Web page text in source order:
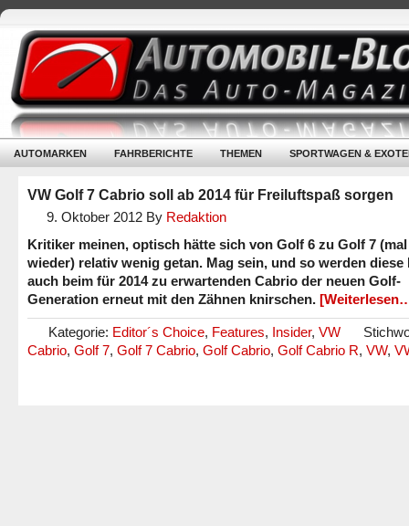
AUTOMARKEN FAHRBERICHTE THEMEN SPORTWAGEN &
VW Golf 7 Cabrio soll ab 2014 für Freiluftspaß sorgen
9. Oktober 2012 By Redaktion
Kritiker meinen, optisch hätte sich von Golf 6 zu Golf 7 (mal
wieder) relativ wenig getan. Mag sein, und so werden
auch beim für 2014 zu erwartenden Cabrio der neuen Golf-
Generation erneut mit den Zähnen knirschen.
Kategorie: Editor´s Choice, Features, Insider, VW
Cabrio, Golf 7, Golf 7 Cabrio, Golf Cabrio, Golf Cabrio R, VW,